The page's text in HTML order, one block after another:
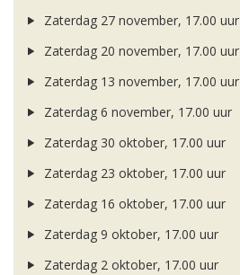
Zaterdag 27 november, 17.00 uur
Zaterdag 20 november, 17.00 uur
Zaterdag 13 november, 17.00 uur
Zaterdag 6 november, 17.00 uur
Zaterdag 30 oktober, 17.00 uur
Zaterdag 23 oktober, 17.00 uur
Zaterdag 16 oktober, 17.00 uur
Zaterdag 9 oktober, 17.00 uur
Zaterdag 2 oktober, 17.00 uur